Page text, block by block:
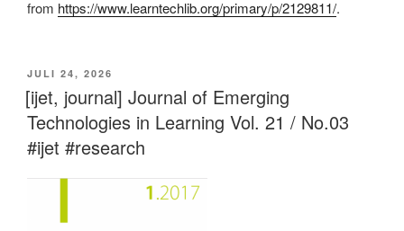
from https://www.learntechlib.org/primary/p/2129811/.
VERÖFFENTLICHT
AM
JULI 24, 2026
[ijet, journal] Journal of Emerging
Technologies in Learning Vol. 21 / No.03
#ijet #research